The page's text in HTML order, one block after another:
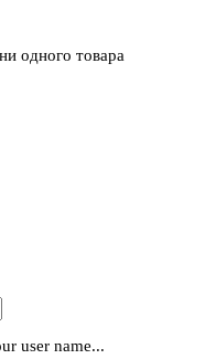
одного товара
user name...